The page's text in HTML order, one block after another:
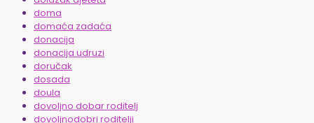
doma
domaća zadaća
donacija
donacija udruzi
doručak
dosada
doula
dovoljno dobar roditelj
dovoljnodobri roditelji